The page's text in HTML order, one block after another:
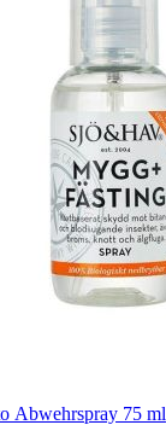
Abwehrspray 75 ml